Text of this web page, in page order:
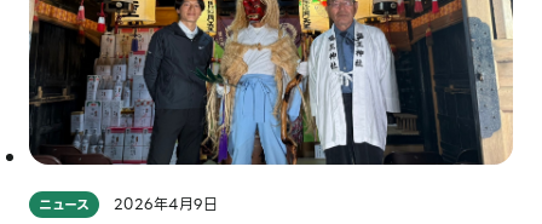
ニュース 2026年4月9日